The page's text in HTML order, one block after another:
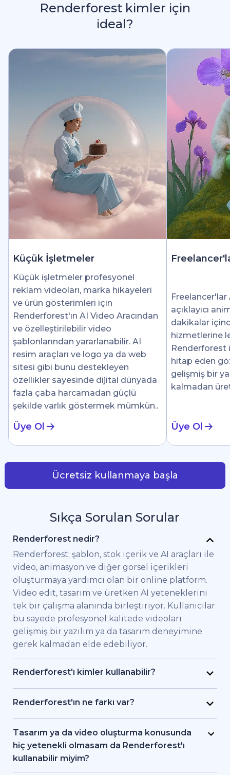
Renderforest kimler için
ideal?
Küçük İşletmeler
Küçük işletmeler profesyonel
reklam videoları, marka hikayeleri
ve ürün gösterimleri için
Renderforest'ın AI Video Aracından
ve özelleştirilebilir video
şablonlarından yararlanabilir. AI
resim araçları ve logo ya da web
sitesi gibi bunu destekleyen
özellikler sayesinde dijital dünyada
fazla çaba harcamadan güçlü
şekilde varlık göstermek mümkün..
Üye Ol
açıklayıcı
dakikalar
hizmetlerine
Renderforest
hitap eden
gelişmiş bir
kalmadan
Üye Ol
Ücretsiz kullanmaya başla
Sıkça Sorulan Sorular
Renderforest nedir?
Renderforest; şablon, stok içerik ve AI araçları ile
video, animasyon ve diğer görsel içerikleri
oluşturmaya yardımcı olan bir online platform.
Video edit, tasarım ve üretken AI yeteneklerini
tek bir çalışma alanında birleştiriyor. Kullanıcılar
bu sayede profesyonel kalitede videoları
gelişmiş bir yazılım ya da tasarım deneyimine
gerek kalmadan elde edebiliyor.
Renderforest'ı kimler kullanabilir?
Renderforest kaliteli videoları hızlıca elde etmek
isteyen bireysel kullanıcılar ve ekipler için
çalışan freelancer'lar ve içerik üreticileri
Renderforest sayesinde bir prodüksiyon ekibi
tutmadan markalı videolar, eğitici içerikler ya da
Renderforest'ın ne farkı var?
Renderforest çeşitli AI ve video üretim
modellerini aynı platformda bir araya getiriyor.
Kullanıcılar bu sayede yazıdan, stok
görüntülerden ya da AI araçlarıyla video ve
Tasarım ya da video oluşturma konusunda
hiç yetenekli olmasam da Renderforest'ı
kullanabilir miyim?
Evet. Renderforest 1.200'den fazla şablon, AI